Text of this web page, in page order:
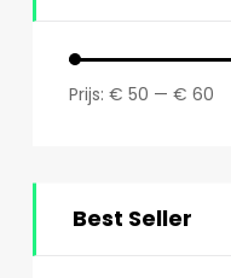
Prijs: € 50 — € 60
Best Seller